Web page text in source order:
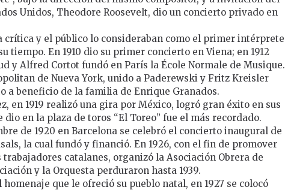
Unidos, Theodore Roosevelt, dio un concierto privado en
crítica y el público lo consideraban como el primer intérprete
tiempo. En 1910 dio su primer concierto en Viena; en 1912
y Alfred Cortot fundó en París la École Normale de Musique.
de Nueva York, unido a Paderewski y Fritz Kreisler
a beneficio de la familia de Enrique Granados.
en 1919 realizó una gira por México, logró gran éxito en sus
dio en la plaza de toros “El Toreo” fue el más recordado.
de 1920 en Barcelona se celebró el concierto inaugural de
la cual fundó y financió. En 1926, con el fin de promover
catalanes, organizó la Asociación Obrera de
y la Orquesta perduraron hasta 1939.
homenaje que le ofreció su pueblo natal, en 1927 se colocó